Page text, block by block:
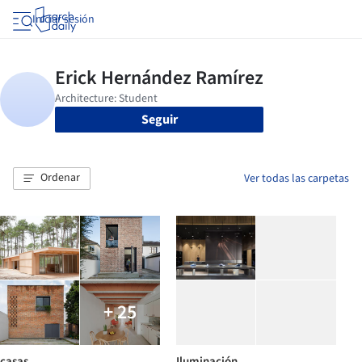
Iniciar sesión
Seguir
Ordenar Ver todas las carpetas
+ 25